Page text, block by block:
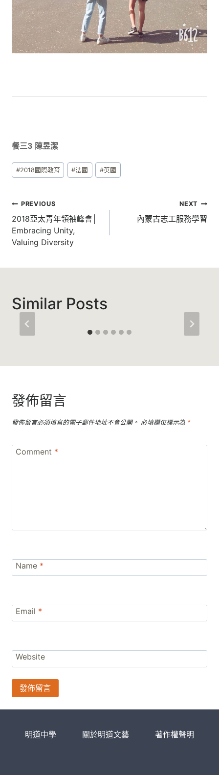
餐三3 陳昱潔
Post
Tags:
#2018國際教育 #法國 #英國
文
章
導
PREVIOUS
2018亞太青年領袖峰會│
Embracing Unity,
Valuing Diversity
NEXT
內蒙古志工服務學習
Similar Posts
發佈留言
發佈留言必須填寫的電子郵件地址不會公開。 必填欄位標示為 *
Comment *
Name *
Email *
Website
明道中學 關於明道文藝 著作權聲明